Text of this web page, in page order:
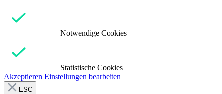
Notwendige Cookies
Statistische Cookies
Akzeptieren Einstellungen bearbeiten
ESC